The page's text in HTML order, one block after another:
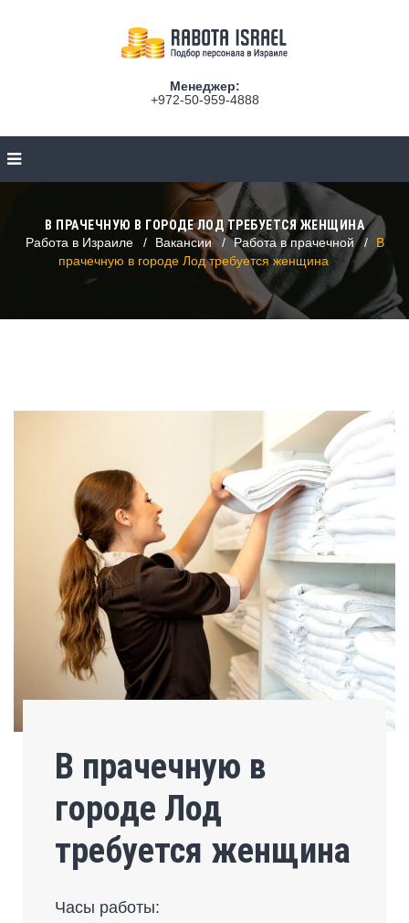
Менеджер:
+972-50-959-4888
В ПРАЧЕЧНУЮ В ГОРОДЕ ЛОД ТРЕБУЕТСЯ ЖЕНЩИНА
Работа в Израиле
Вакансии Работа в прачечной
В
прачечную в городе Лод требуется женщина
В прачечную в
городе Лод
требуется женщина
Часы работы: